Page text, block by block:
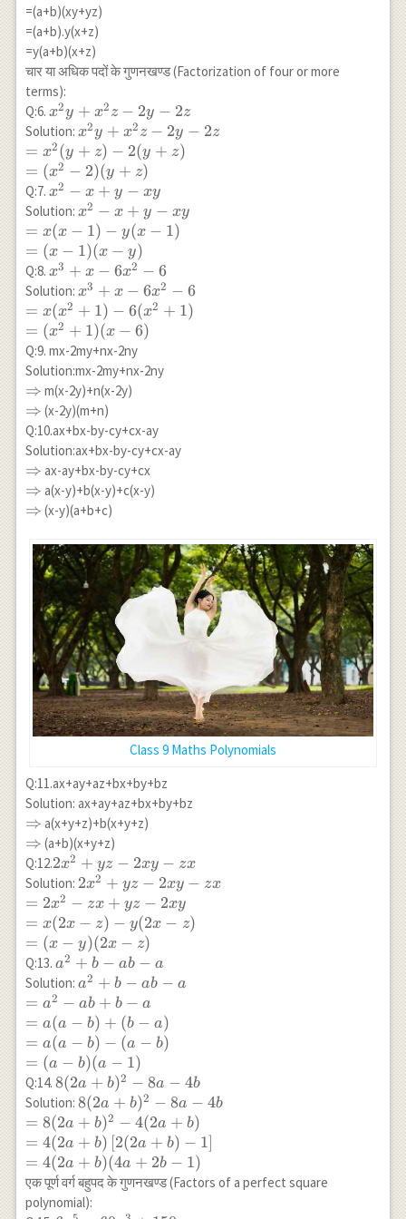
c)\\ =
(b-c)
(a^2+b)
=(a+b)(xy+yz)
=(a+b).y(x+z)
=y(a+b)(x+z)
चार या अधिक पदों के गुणनखण्ड (Factorization of four or more
terms):
Q:6. x^2y+x^2z-
2y-2z
x2y + x2 z − 2y − 2z
Solution: x^2y+x^2z-2y-2z \\
=x^2(y+z)-2(y+z)\\
=(x^2-2)(y+z)
x2y + x2 z − 2y − 2z
= x2 (y + z) − 2(y + z)
= (x2 − 2)(y + z)
Q:7. x^2-
x+y-
xy
x2 − x + y − xy
Solution: x^2-
x+y-
xy \\
=x(x-
1)-
y(x-
1)\\
=(x-
1)(x-
y)
x2 − x + y − xy
= x(x − 1) − y(x − 1)
= (x − 1)(x − y)
Q:8. x^3+x-
6x^2-6
x3 + x − 6x2 − 6
Solution: x^3+x-6x^2-6 \\
=x(x^2+1)-6(x^2+1)\\
=(x^2+1)(x-6)
x3 + x − 6x2 − 6
= x(x2 + 1) − 6(x2 + 1)
= (x2 + 1)(x − 6)
Q:9. mx-2my+nx-2ny
Solution:mx-2my+nx-2ny
\Rightarrow
⇒ m(x-2y)+n(x-2y)
\Rightarrow
⇒ (x-2y)(m+n)
Q:10.ax+bx-by-cy+cx-ay
Solution:ax+bx-by-cy+cx-ay
\Rightarrow
⇒ ax-ay+bx-by-cy+cx
\Rightarrow
⇒ a(x-y)+b(x-y)+c(x-y)
\Rightarrow
⇒ (x-y)(a+b+c)
Class 9 Maths Polynomials
Q:11.ax+ay+az+bx+by+bz
Solution: ax+ay+az+bx+by+bz
\Rightarrow
⇒ a(x+y+z)+b(x+y+z)
\Rightarrow
⇒ (a+b)(x+y+z)
Q:12.2x^2+yz-
2xy-zx
2x2 + yz − 2xy − zx
Solution: 2x^2+yz-
2xy-zx
\\
=2x^2-
zx+yz-
2xy\\
=x(2x-
z)-y(2x-
z)\\ =(x-
y)(2x-z)
2x2 + yz − 2xy − zx
= 2x2 − zx + yz − 2xy
= x(2x − z) − y(2x − z)
= (x − y)(2x − z)
Q:13. a^2+b-
ab-a
a2 + b − ab − a
Solution: a^2+b-
ab-a \\
=a^2-
ab+b-
a\\
=a(a-
b)+(b-
a)\\
=a(a-
b)-(a-
b)\\ =
(a-b)
(a-1)
a2 + b − ab − a
= a2 − ab + b − a
= a(a − b) + (b − a)
= a(a − b) − (a − b)
= (a − b)(a − 1)
Q:14. 8(2a+b)^2-
8a-4b
8(2a + b)2 − 8a − 4b
Solution: 8(2a+b)^2-8a-4b \\ =8(2a+b)^2-
4(2a+b)\\
=4(2a+b)\left[2(2a+b)-1\right]\\
=4(2a+b)(4a+2b-1)
8(2a + b)2 − 8a − 4b
= 8(2a + b)2 − 4(2a + b)
= 4(2a + b) [2(2a + b) − 1]
= 4(2a + b)(4a + 2b − 1)
एक पूर्ण वर्ग बहुपद के गुणनखण्ड (Factors of a perfect square
polynomial):